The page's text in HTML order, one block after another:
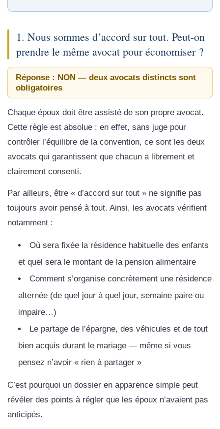
1. Nous sommes d’accord sur tout. Peut-on
prendre le même avocat pour économiser ?
Réponse : NON — deux avocats distincts sont
obligatoires
Chaque époux doit être assisté de son propre avocat.
Cette règle est absolue : en effet, sans juge pour
contrôler l’équilibre de la convention, ce sont les deux
avocats qui garantissent que chacun a librement et
clairement consenti.
Par ailleurs, être « d’accord sur tout » ne signifie pas
toujours avoir pensé à tout. Ainsi, les avocats vérifient
notamment :
Où sera fixée la résidence habituelle des enfants
et quel sera le montant de la pension alimentaire
Comment s’organise concrètement une résidence
alternée (de quel jour à quel jour, semaine paire ou
impaire…)
Le partage de l’épargne, des véhicules et de tout
bien acquis durant le mariage — même si vous
pensez n’avoir « rien à partager »
C’est pourquoi un dossier en apparence simple peut
révéler des points à régler que les époux n’avaient pas
anticipés.